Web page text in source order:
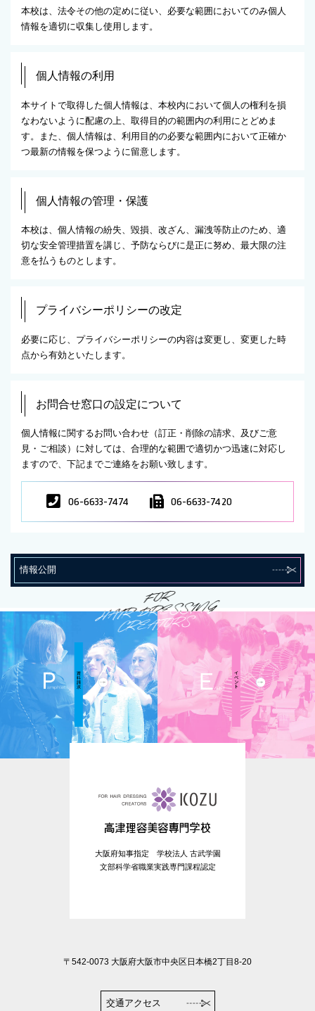
本校は、法令その他の定めに従い、必要な範囲においてのみ個人
情報を適切に収集し使用します。
個人情報の利用
本サイトで取得した個人情報は、本校内において個人の権利を損
なわないように配慮の上、取得目的の範囲内の利用にとどめま
す。また、個人情報は、利用目的の必要な範囲内において正確か
つ最新の情報を保つように留意します。
個人情報の管理・保護
本校は、個人情報の紛失、毀損、改ざん、漏洩等防止のため、適
切な安全管理措置を講じ、予防ならびに是正に努め、最大限の注
意を払うものとします。
プライバシーポリシーの改定
必要に応じ、プライバシーポリシーの内容は変更し、変更した時
点から有効といたします。
お問合せ窓口の設定について
個人情報に関するお問い合わせ（訂正・削除の請求、及びご意
見・ご相談）に対しては、合理的な範囲で適切かつ迅速に対応し
ますので、下記までご連絡をお願い致します。
06-6633-7474 06-6633-7420
情報公開
大阪府知事指定 学校法人 古武学園
文部科学省職業実践専門課程認定
〒542-0073 大阪府大阪市中央区日本橋2丁目8-20
交通アクセス